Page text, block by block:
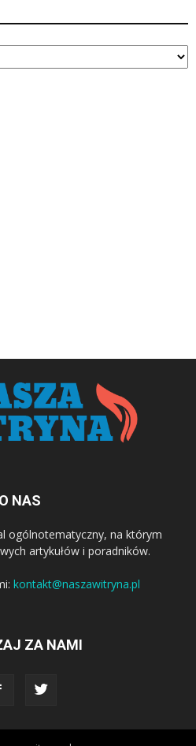
O NAS
ogólnotematyczny, na którym
artykułów i poradników.
kontakt@naszawitryna.pl
ZA NAMI